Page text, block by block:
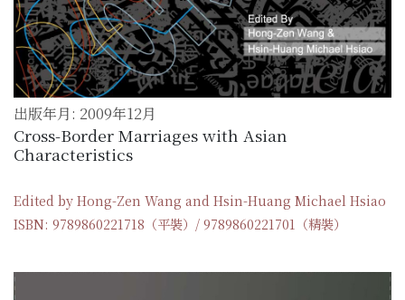
出版年月: 2009年12月
Cross-Border Marriages with Asian
Characteristics
Edited by Hong-Zen Wang and Hsin-Huang Michael Hsiao
ISBN: 9789860221718（平裝）/ 9789860221701（精裝）